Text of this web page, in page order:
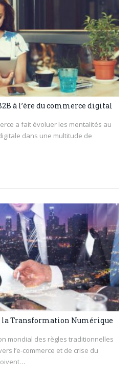
à l’ère du commerce digital
a fait évoluer les mentalités au
dans une multitude de
la Transformation Numérique
mondial des règles traditionnelles
l’e-commerce et de crise du